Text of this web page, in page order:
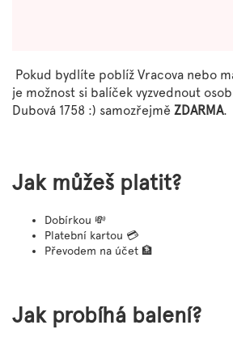
Pokud bydlíte poblíž Vracova nebo
je možnost si balíček vyzvednout
Dubová 1758 :) samozřejmě ZDARMA.
Jak můžeš platit?
Dobírkou 💸
Platební kartou 💳
Převodem na účet 🏦
Jak probíhá balení?